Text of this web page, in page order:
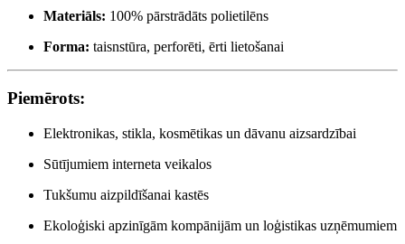
Materiāls: 100% pārstrādāts polietilēns
Forma: taisnstūra, perforēti, ērti lietošanai
Piemērots:
Elektronikas, stikla, kosmētikas un dāvanu aizsardzībai
Sūtījumiem interneta veikalos
Tukšumu aizpildīšanai kastēs
Ekoloģiski apzinīgām kompānijām un loģistikas uzņēmumiem